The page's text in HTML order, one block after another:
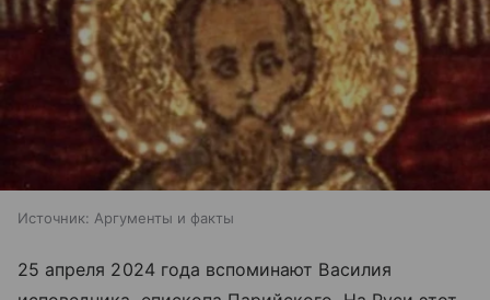
Источник: Аргументы и факты
25 апреля 2024 года вспоминают Василия